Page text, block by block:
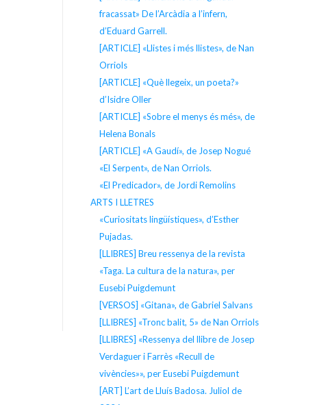
fracassat» De l’Arcàdia a l’infern,
d’Eduard Garrell.
[ARTICLE] «Llistes i més llistes», de Nan
Orriols
[ARTICLE] «Què llegeix, un poeta?»
d’Isidre Oller
[ARTICLE] «Sobre el menys és més», de
Helena Bonals
[ARTICLE] «A Gaudí», de Josep Nogué
«El Serpent», de Nan Orriols.
«El Predicador», de Jordi Remolins
ARTS I LLETRES
«Curiositats lingüístiques», d’Esther
Pujadas.
[LLIBRES] Breu ressenya de la revista
«Taga. La cultura de la natura», per
Eusebi Puigdemunt
[VERSOS] «Gitana», de Gabriel Salvans
[LLIBRES] «Tronc balit, 5» de Nan Orriols
[LLIBRES] «Ressenya del llibre de Josep
Verdaguer i Farrès «Recull de
vivències»», per Eusebi Puigdemunt
[ART] L’art de Lluís Badosa. Juliol de